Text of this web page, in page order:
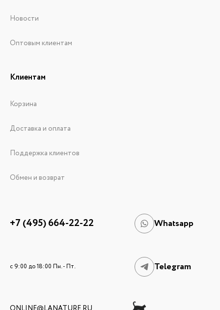
Новости
Оптовым клиентам
Клиентам
Корзина
Доставка и оплата
Поддержка клиентов
Обмен и возврат
+7 (495) 664-22-22 Whatsapp
c 9:00 до 18:00 Пн. - Пт. Telegram